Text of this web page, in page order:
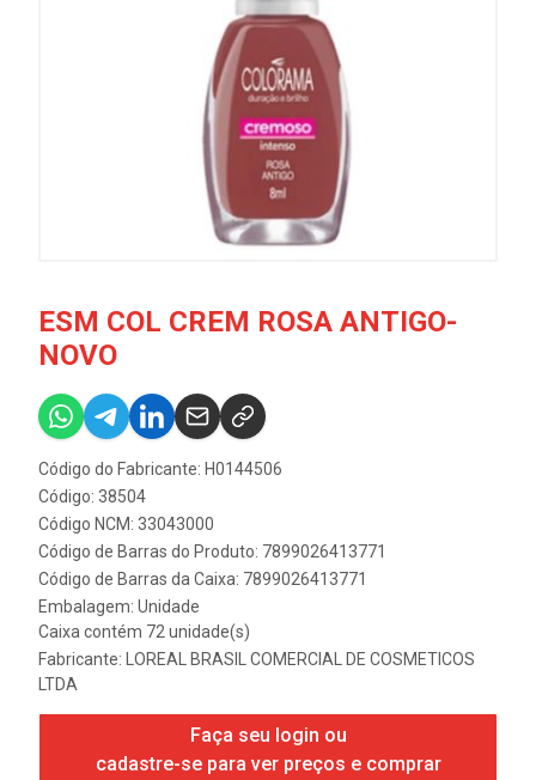
ESM COL CREM ROSA ANTIGO-
NOVO
Código do Fabricante: H0144506
Código: 38504
Código NCM: 33043000
Código de Barras do Produto: 7899026413771
Código de Barras da Caixa: 7899026413771
Embalagem: Unidade
Caixa contém 72 unidade(s)
Fabricante:
LOREAL BRASIL COMERCIAL DE COSMETICOS
LTDA
Faça seu login ou
cadastre-se para ver preços e comprar